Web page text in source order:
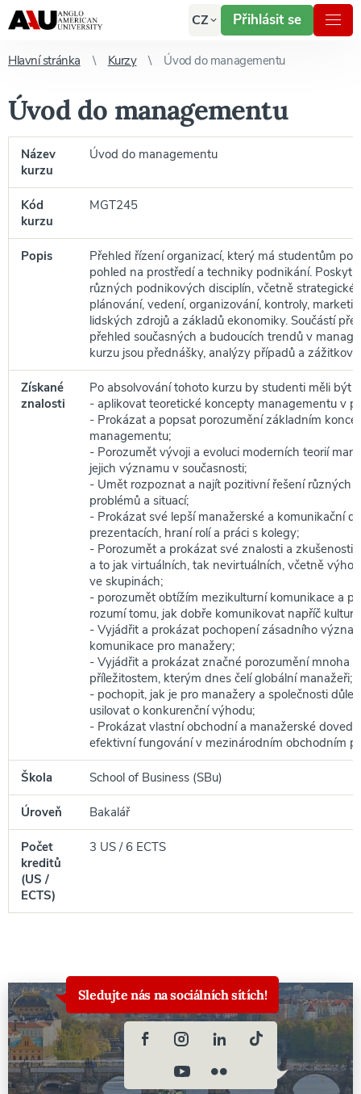
CZ Přihlásit se
Hlavní stránka Kurzy Úvod do managementu
Úvod do managementu
Název
kurzu
Úvod do managementu
Kód
kurzu
MGT245
Popis
Přehled řízení organizací, který má studentům
pohled na prostředí a techniky podnikání.
různých podnikových disciplín, včetně
plánování, vedení, organizování, kontroly,
lidských zdrojů a základů ekonomiky. Součástí
přehled současných a budoucích trendů v
kurzu jsou přednášky, analýzy případů a
Získané
znalosti
Po absolvování tohoto kurzu by studenti měli být
- aplikovat teoretické koncepty managementu v
- Prokázat a popsat porozumění základním
managementu;
- Porozumět vývoji a evoluci moderních teorií
jejich významu v současnosti;
- Umět rozpoznat a najít pozitivní řešení různých
problémů a situací;
- Prokázat své lepší manažerské a komunikační
prezentacích, hraní rolí a práci s kolegy;
- Porozumět a prokázat své znalosti a zkušenosti
a to jak virtuálních, tak nevirtuálních, včetně
ve skupinách;
- porozumět obtížím mezikulturní komunikace a
rozumí tomu, jak dobře komunikovat napříč
- Vyjádřit a prokázat pochopení zásadního
komunikace pro manažery;
- Vyjádřit a prokázat značné porozumění mnoha
příležitostem, kterým dnes čelí globální manažeři;
- pochopit, jak je pro manažery a společnosti
usilovat o konkurenční výhodu;
- Prokázat vlastní obchodní a manažerské
efektivní fungování v mezinárodním obchodním
Škola School of Business (SBu)
Úroveň Bakalář
Počet
kreditů
(US /
ECTS)
3 US / 6 ECTS
Sledujte nás na sociálních sítích!